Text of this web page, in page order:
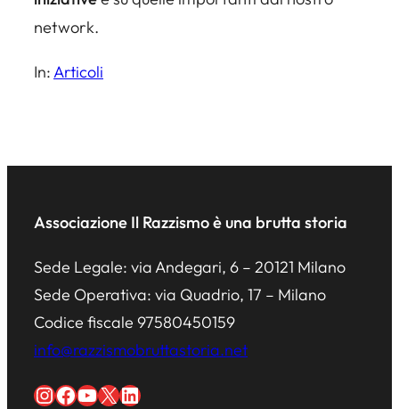
network.
In:Articoli
Associazione Il Razzismo è una brutta storia
Sede Legale: via Andegari, 6 – 20121 Milano
Sede Operativa: via Quadrio, 17 – Milano
Codice fiscale 97580450159
info@razzismobruttastoria.net
InstagramFacebook YouTube X LinkedIn